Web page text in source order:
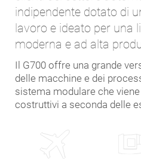
indipendente dotato di
lavoro e ideato per una
moderna e ad alta
Il G700 offre una grande
delle macchine e dei
sistema modulare che
costruttivi a seconda delle